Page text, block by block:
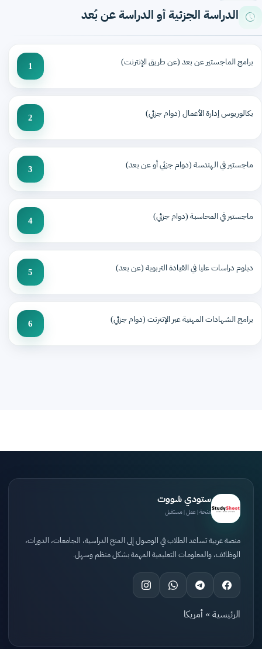
الدراسة الجزئية أو الدراسة عن بُعد
برامج الماجستير عن بعد (عن طريق الإنترنت) 1
بكالوريوس إدارة الأعمال (دوام جزئي) 2
ماجستير في الهندسة (دوام جزئي أو عن بعد) 3
ماجستير في المحاسبة (دوام جزئي) 4
دبلوم دراسات عليا في القيادة التربوية (عن بعد) 5
برامج الشهادات المهنية عبر الإنترنت (دوام جزئي) 6
ستودي شووت
منحة | عمل | مستقبل
منصة عربية تساعد الطلاب في الوصول إلى المنح الدراسية، الجامعات، الدورات،
الوظائف، والمعلومات التعليمية المهمة بشكل منظم وسهل.
الرئيسية » أمريكا